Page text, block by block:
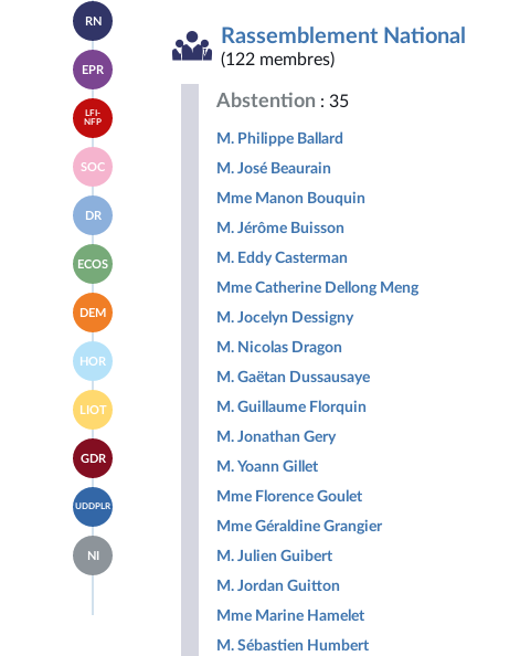
Accéder
à la
page
du
groupe
Rassemblement
National
RN
Accéder
à la
page
du
groupe
Ensemble
pour
la
République
EPR
Accéder
à la
page
du
groupe
La
France
insoumise
-
Nouveau
Front
Populaire
LFI-
NFP
Accéder
à la
page
du
groupe
Socialistes
et
apparentés
SOC
Accéder
à la
page
du
groupe
Droite
Républicaine
DR
Accéder
à la
page
du
groupe
Écologiste
et
Social
ECOS
Accéder
à la
page
du
groupe
Les
Démocrates
DEM
Accéder
à la
page
du
groupe
Horizons
&
Indépendants
HOR
Accéder
à la
page
du
groupe
Libertés,
Indépendants,
Outre-
mer
et
Territoires
LIOT
Accéder
à la
page
du
groupe
Gauche
Démocrate
et
GDR
Accéder
à la
page
du
groupe
droites
UDDPLR
Accéder
à la
page
groupe
NI
Rassemblement National
(122 membres)
Abstention : 35
M. Philippe Ballard
M. José Beaurain
Mme Manon Bouquin
M. Jérôme Buisson
M. Eddy Casterman
Mme Catherine Dellong Meng
M. Jocelyn Dessigny
M. Nicolas Dragon
M. Gaëtan Dussausaye
M. Guillaume Florquin
M. Jonathan Gery
M. Yoann Gillet
Mme Florence Goulet
Mme Géraldine Grangier
M. Julien Guibert
M. Jordan Guitton
Mme Marine Hamelet
M. Sébastien Humbert